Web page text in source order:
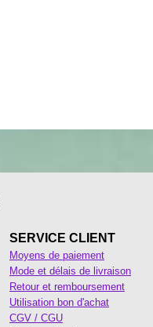
SERVICE CLIENT
Moyens de paiement
Mode et délais de livraison
Retour et remboursement
Utilisation bon d'achat
CGV / CGU